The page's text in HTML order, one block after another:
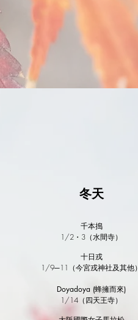
冬天
千本搗
1/2・3 （水間寺）
十日戎
1/9─11 （今宮戎神社及其他）
Doyadoya (蜂擁而來)
1/14 （四天王寺）